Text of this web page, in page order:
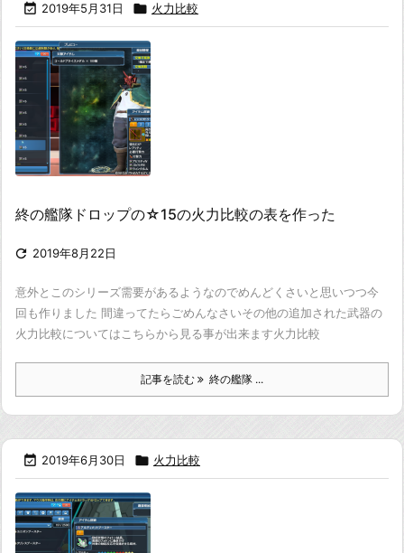
 2019年5月31日  火力比較
終の艦隊ドロップの☆15の火力比較の表を作った
 2019年8月22日
意外とこのシリーズ需要があるようなのでめんどくさいと思いつつ今
回も作りました 間違ってたらごめんなさいその他の追加された武器の
火力比較についてはこちらから見る事が出来ます火力比較
記事を読む 終の艦隊 ...
 2019年6月30日  火力比較